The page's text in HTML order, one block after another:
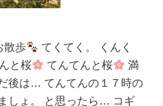
散歩
てくてく。 くんく
と桜
てんてんと桜
満
後は… てんてんの１７時の
しょ。 と思ったら… コギ